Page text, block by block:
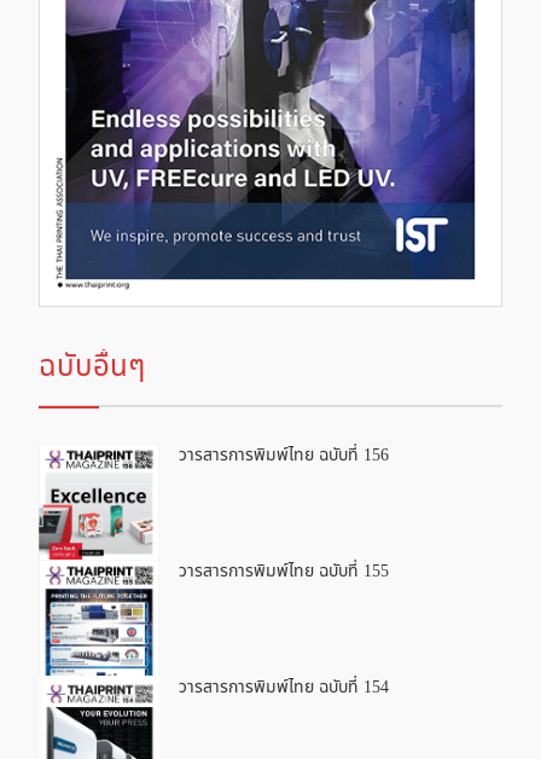
ฉบับอื่นๆ
วารสารการพิมพ์ไทย ฉบับที่ 156
วารสารการพิมพ์ไทย ฉบับที่ 155
วารสารการพิมพ์ไทย ฉบับที่ 154